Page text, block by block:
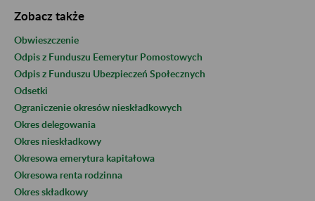
Zobacz także
Obwieszczenie
Odpis z Funduszu Eemerytur Pomostowych
Odpis z Funduszu Ubezpieczeń Społecznych
Odsetki
Ograniczenie okresów nieskładkowych
Okres delegowania
Okres nieskładkowy
Okresowa emerytura kapitałowa
Okresowa renta rodzinna
Okres składkowy